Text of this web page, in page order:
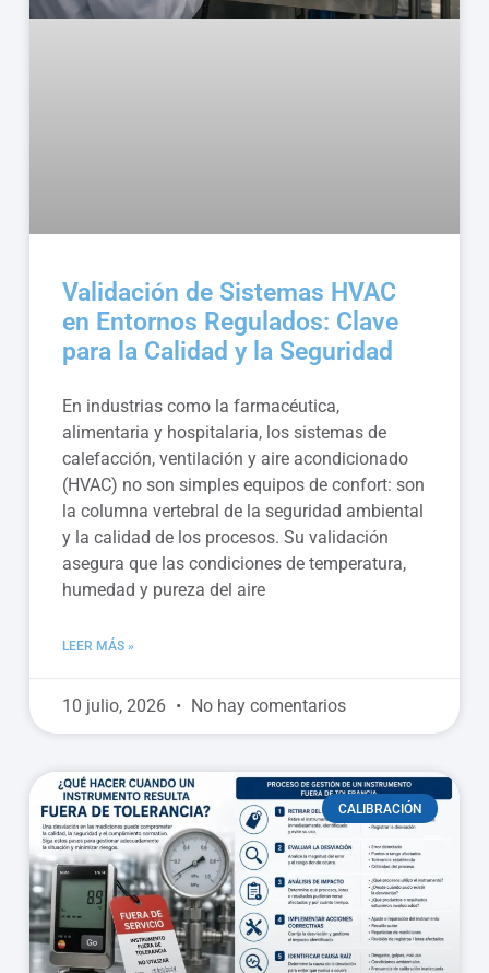
Validación de Sistemas HVAC
en Entornos Regulados: Clave
para la Calidad y la Seguridad
En industrias como la farmacéutica,
alimentaria y hospitalaria, los sistemas de
calefacción, ventilación y aire acondicionado
(HVAC) no son simples equipos de confort: son
la columna vertebral de la seguridad ambiental
y la calidad de los procesos. Su validación
asegura que las condiciones de temperatura,
humedad y pureza del aire
LEER MÁS »
10 julio, 2026 No hay comentarios
CALIBRACIÓN